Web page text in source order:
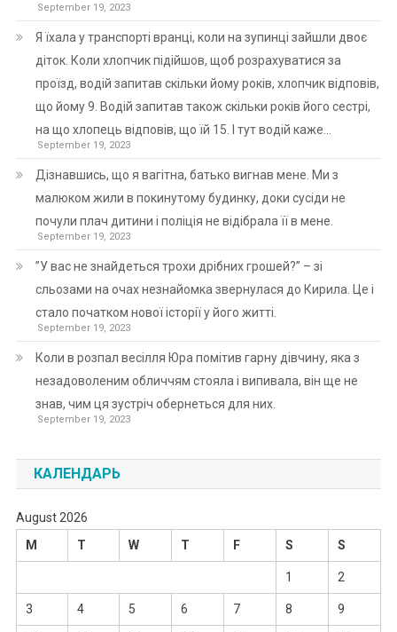
September 19, 2023
Я їхала у транспорті вранці, коли на зупинці зайшли двоє
діток. Коли хлопчик підійшов, щоб розрахуватися за
проїзд, водій запитав скільки йому років, хлопчик відповів,
що йому 9. Водій запитав також скільки років його сестрі,
на що хлопець відповів, що їй 15. І тут водій каже…
September 19, 2023
Дізнавшись, що я вагітна, батько вигнав мене. Ми з
малюком жили в покинутому будинку, доки сусіди не
почули плач дитини і поліція не відібрала її в мене.
September 19, 2023
”У вас не знайдеться трохи дрібних грошей?” – зі
сльозами на очах незнайомка звернулася до Кирила. Це і
стало початком нової історії у його житті.
September 19, 2023
Коли в розпал весілля Юра помітив гарну дівчину, яка з
незадоволеним обличчям стояла і випивала, він ще не
знав, чим ця зустріч обернеться для них.
September 19, 2023
КАЛЕНДАРЬ
August 2026
M
T W T F S S
1 2
3 4 5 6 7 8 9